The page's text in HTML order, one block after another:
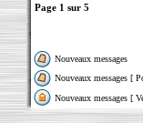
Page 1 sur 5
Nouveaux messages
Nouveaux messages [
Nouveaux messages [